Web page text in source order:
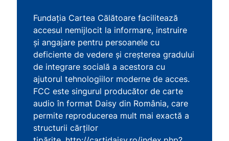
Fundaţia Cartea Călătoare facilitează
accesul nemijlocit la informare, instruire
şi angajare pentru persoanele cu
deficiente de vedere şi creşterea gradului
de integrare socială a acestora cu
ajutorul tehnologiilor moderne de acces.
FCC este singurul producător de carte
audio în format Daisy din România, care
permite reproducerea mult mai exactă a
structurii cărţilor